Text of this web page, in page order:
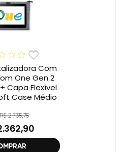
Com
One Gen 2
Case Médio
2.735,75